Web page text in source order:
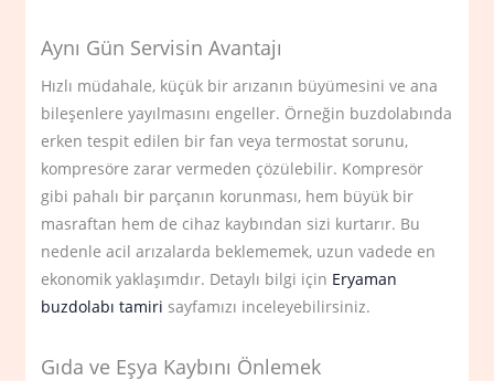
Aynı Gün Servisin Avantajı
Hızlı müdahale, küçük bir arızanın büyümesini ve ana
bileşenlere yayılmasını engeller. Örneğin buzdolabında
erken tespit edilen bir fan veya termostat sorunu,
kompresöre zarar vermeden çözülebilir. Kompresör
gibi pahalı bir parçanın korunması, hem büyük bir
masraftan hem de cihaz kaybından sizi kurtarır. Bu
nedenle acil arızalarda beklememek, uzun vadede en
ekonomik yaklaşımdır. Detaylı bilgi için Eryaman
buzdolabı tamiri sayfamızı inceleyebilirsiniz.
Gıda ve Eşya Kaybını Önlemek